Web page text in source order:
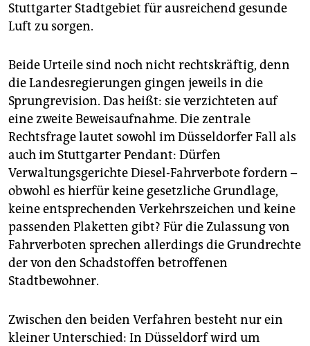
Stuttgarter Stadtgebiet für ausreichend gesunde
Luft zu sorgen.
Beide Urteile sind noch nicht rechtskräftig, denn
die Landesregierungen gingen jeweils in die
Sprungrevision. Das heißt: sie verzichteten auf
eine zweite Beweisaufnahme. Die zentrale
Rechtsfrage lautet sowohl im Düsseldorfer Fall als
auch im Stuttgarter Pendant: Dürfen
Verwaltungsgerichte Diesel-Fahrverbote fordern –
obwohl es hierfür keine gesetzliche Grundlage,
keine entsprechenden Verkehrszeichen und keine
passenden Plaketten gibt? Für die Zulassung von
Fahrverboten sprechen allerdings die Grundrechte
der von den Schadstoffen betroffenen
Stadtbewohner.
Zwischen den beiden Verfahren besteht nur ein
kleiner Unterschied: In Düsseldorf wird um